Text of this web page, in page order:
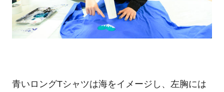
青いロングTシャツは海をイメージし、左胸には